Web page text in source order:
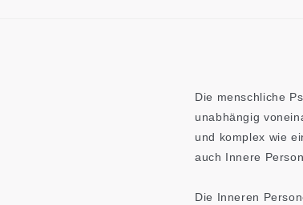
Die menschliche
unabhängig
und komplex wie
auch Innere
Die Inneren